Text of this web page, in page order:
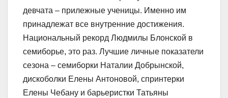
девчата – прилежные ученицы. Именно им
принадлежат все внутренние достижения.
Национальный рекорд Людмилы Блонской в
семиборье, это раз. Лучшие личные показатели
сезона – семиборки Наталии Добрынской,
дискоболки Елены Антоновой, спринтерки
Елены Чебану и барьеристки Татьяны